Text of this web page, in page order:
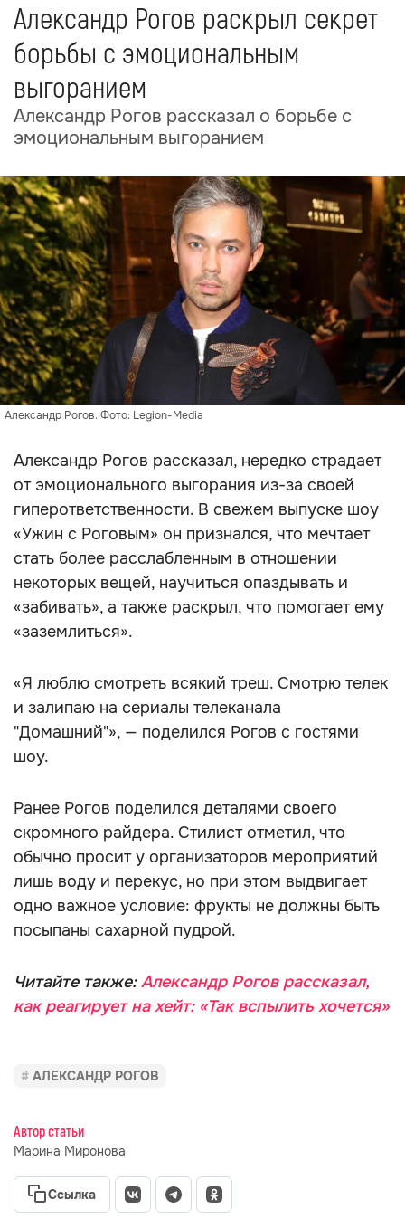
Александр Рогов раскрыл секрет
борьбы с эмоциональным
выгоранием
Александр Рогов рассказал о борьбе с
эмоциональным выгоранием
Александр Рогов. Фото: Legion-Media
Александр Рогов рассказал, нередко страдает
от эмоционального выгорания из-за своей
гиперответственности. В свежем выпуске шоу
«Ужин с Роговым» он признался, что мечтает
стать более расслабленным в отношении
некоторых вещей, научиться опаздывать и
«забивать», а также раскрыл, что помогает ему
«заземлиться».
«Я люблю смотреть всякий треш. Смотрю телек
и залипаю на сериалы телеканала
"Домашний"», — поделился Рогов с гостями
шоу.
Ранее Рогов поделился деталями своего
скромного райдера. Стилист отметил, что
обычно просит у организаторов мероприятий
лишь воду и перекус, но при этом выдвигает
одно важное условие: фрукты не должны быть
посыпаны сахарной пудрой.
Читайте также:Александр Рогов рассказал,
как реагирует на хейт: «Так вспылить хочется»
АЛЕКСАНДР РОГОВ
Автор статьи
Марина Миронова
Ссылка